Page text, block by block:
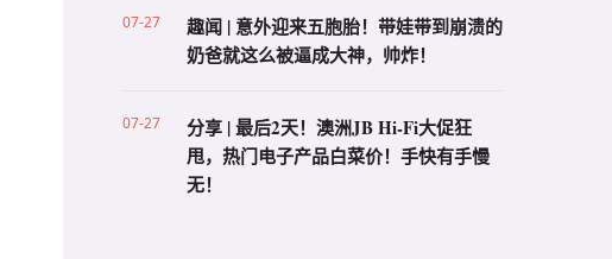
07-27
趣闻 | 意外迎来五胞胎！带娃带到崩溃的
奶爸就这么被逼成大神，帅炸！
07-27
分享 | 最后2天！澳洲JB Hi-Fi大促狂
甩，热门电子产品白菜价！手快有手慢
无！